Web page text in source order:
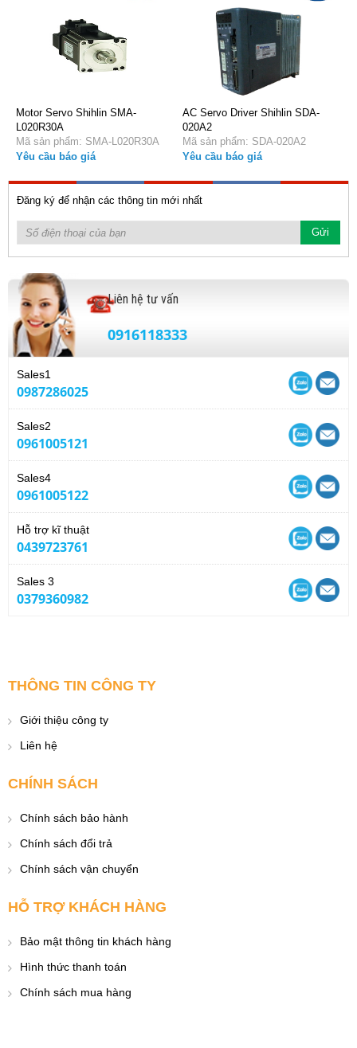
Motor Servo Shihlin SMA-
L020R30A
Mã sản phẩm: SMA-L020R30A
Yêu cầu báo giá
AC Servo Driver Shihlin SDA-
020A2
Mã sản phẩm: SDA-020A2
Yêu cầu báo giá
Đăng ký để nhận các thông tin mới nhất
Liên hệ tư vấn
0916118333
Sales1
0987286025
Sales2
0961005121
Sales4
0961005122
Hỗ trợ kĩ thuật
0439723761
Sales 3
0379360982
THÔNG TIN CÔNG TY
Giới thiệu công ty
Liên hệ
CHÍNH SÁCH
Chính sách bảo hành
Chính sách đổi trả
Chính sách vận chuyển
HỖ TRỢ KHÁCH HÀNG
Bảo mật thông tin khách hàng
Hình thức thanh toán
Chính sách mua hàng